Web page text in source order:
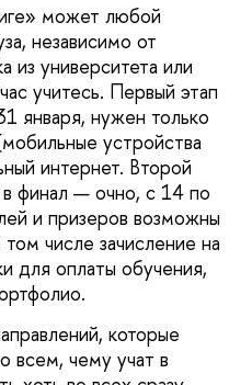
может любой
независимо от
из университета или
учитесь. Первый этап
января, нужен только
устройства
интернет. Второй
финал — очно, с 14 по
и призеров возможны
числе зачисление на
для оплаты обучения,
которые
всем, чему учат в